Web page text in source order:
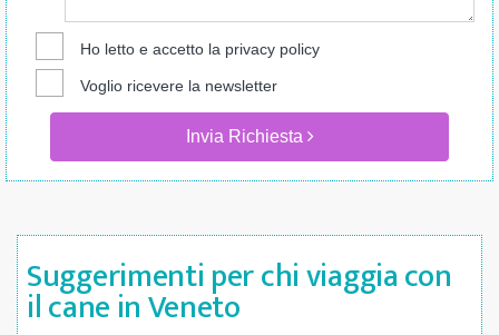
Ho letto e accetto la privacy policy
Voglio ricevere la newsletter
Invia Richiesta
Suggerimenti per chi viaggia con
il cane in Veneto